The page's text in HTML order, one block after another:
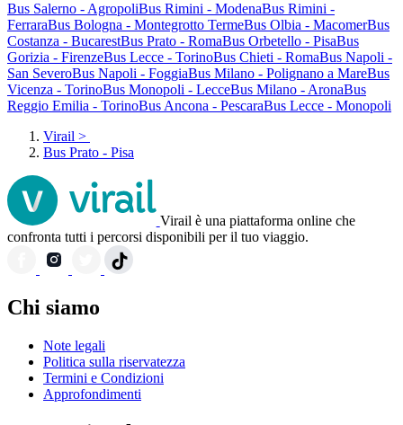
Bus Salerno - AgropoliBus Rimini - ModenaBus Rimini -
FerraraBus Bologna - Montegrotto TermeBus Olbia - MacomerBus
Costanza - BucarestBus Prato - RomaBus Orbetello - PisaBus
Gorizia - FirenzeBus Lecce - TorinoBus Chieti - RomaBus Napoli -
San SeveroBus Napoli - FoggiaBus Milano - Polignano a MareBus
Vicenza - TorinoBus Monopoli - LecceBus Milano - AronaBus
Reggio Emilia - TorinoBus Ancona - PescaraBus Lecce - Monopoli
Virail >
Bus Prato - Pisa
Virail è una piattaforma online che
confronta tutti i percorsi disponibili per il tuo viaggio.
Chi siamo
Note legali
Politica sulla riservatezza
Termini e Condizioni
Approfondimenti